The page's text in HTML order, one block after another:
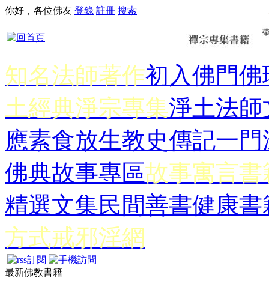
你好，各位佛友 登錄 註冊 搜索
知名法師著作初入佛門佛
土經典淨宗專集淨土法師
應素食放生教史傳記一門
佛典故事專區故事寓言書
精選文集民間善書健康書
方式戒邪淫網
最新佛教書籍